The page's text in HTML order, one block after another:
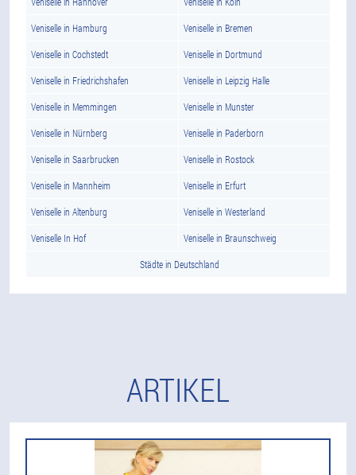
Veniselle in Hamburg Veniselle in Bremen
Veniselle in Cochstedt Veniselle in Dortmund
Veniselle in Friedrichshafen Veniselle in Leipzig Halle
Veniselle in Memmingen Veniselle in Munster
Veniselle in Nürnberg Veniselle in Paderborn
Veniselle in Saarbrucken Veniselle in Rostock
Veniselle in Mannheim Veniselle in Erfurt
Veniselle in Altenburg Veniselle in Westerland
Veniselle In Hof Veniselle in Braunschweig
Städte in Deutschland
ARTIKEL